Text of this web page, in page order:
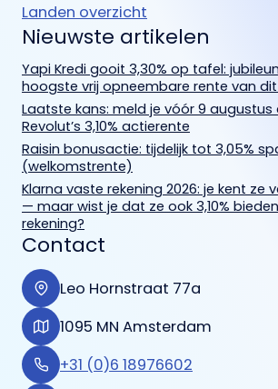
Landen overzicht
Nieuwste artikelen
Yapi Kredi gooit 3,30% op tafel:
hoogste vrij opneembare rente van
Laatste kans: meld je vóór 9
Revolut’s 3,10% actierente
Raisin bonusactie: tijdelijk tot 3,05%
(welkomstrente)
Klarna vaste rekening 2026: je kent ze
— maar wist je dat ze ook 3,10%
rekening?
Contact
Leo Hornstraat 77a
1095 MN Amsterdam
+31 (0)6 18976602